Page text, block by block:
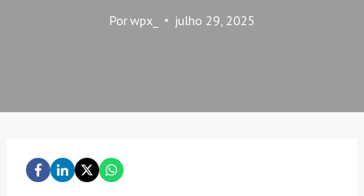
Porwpx_ julho 29, 2025